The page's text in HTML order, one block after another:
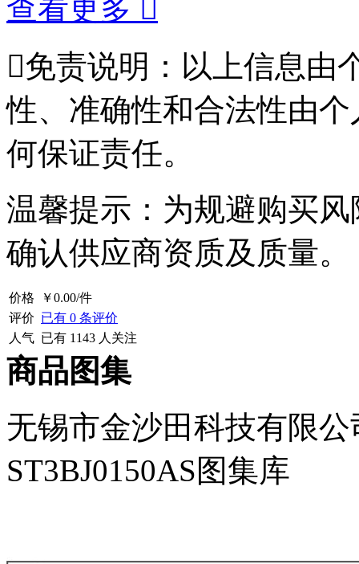
查看更多 
免责说明：以上信息由
性、准确性和合法性由
何保证责任。
温馨提示：为规避购买
确认供应商资质及质量。
价格 ￥0.00/件
评价 已有 0 条评价
人气 已有 1143 人关注
商品图集
无锡市金沙田科技有限
ST3BJ0150AS图集库